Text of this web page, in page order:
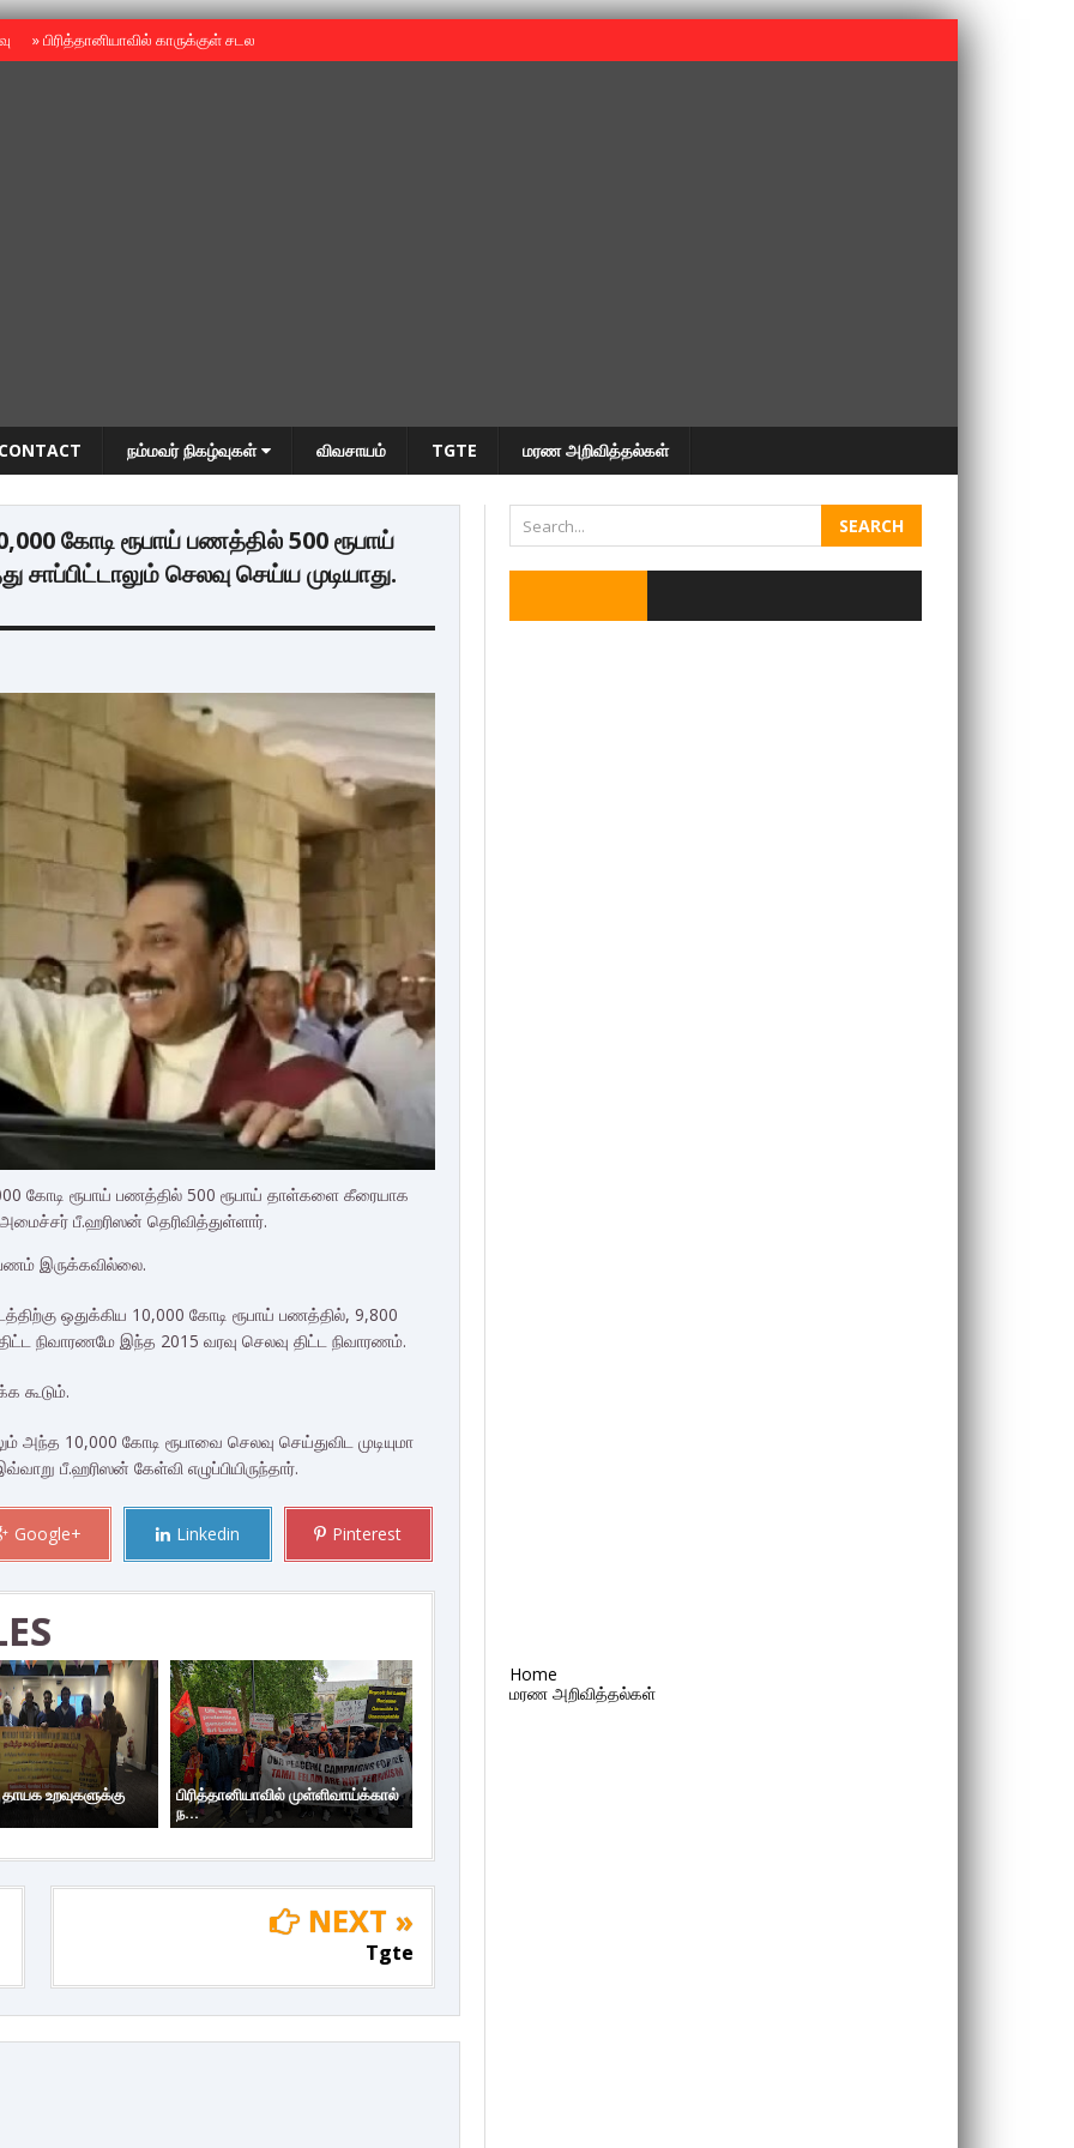
»பிரித்தானியாவில் காருக்குள் சடலம் -தமிழருடையதா ?
CONTACT நம்மவர் நிகழ்வுகள் விவசாயம் TGTE மரண அறிவித்தல்கள்
கோடி ரூபாய் பணத்தில் 500 ரூபாய்
செலவு செய்ய முடியாது.
கோடி ரூபாய் பணத்தில் 500 ரூபாய் தாள்களை கீரையாக
அமைச்சர் பீ.ஹரிஸன் தெரிவித்துள்ளார்.
பணம் இருக்கவில்லை.
ஒதுக்கிய 10,000 கோடி ரூபாய் பணத்தில், 9,800
நிவாரணமே இந்த 2015 வரவு செலவு திட்ட நிவாரணம்.
கூடும்.
அந்த 10,000 கோடி ரூபாவை செலவு செய்துவிட முடியுமா
பீ.ஹரிஸன் கேள்வி எழுப்பியிருந்தார்.
Google+ Linkedin Pinterest
தாயக உறவுகளுக்கு
பிரித்தானியாவில் முள்ளிவாய்க்கால்
ந...
NEXT »
Tgte
Home
மரண அறிவித்தல்கள்